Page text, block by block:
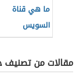
ما هي قناة
السويس
مقالات من تصنيف